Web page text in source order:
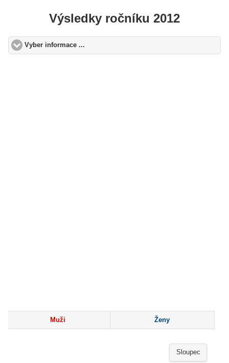
Výsledky ročníku 2012
Vyber informace ...
Muži Ženy
Sloupec